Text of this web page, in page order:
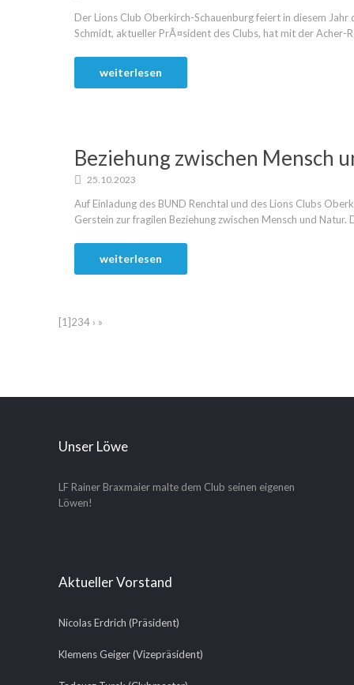
Der Lions Club Oberkirch-Schauenburg feiert in diesem
Schmidt, aktueller PrÃ¤sident des Clubs, hat mit der Acher-
weiterlesen
Beziehung zwischen Mensch
25.10.2023
Auf Einladung des BUND Renchtal und des Lions Clubs
Gerstein zur fragilen Beziehung zwischen Mensch und
weiterlesen
[1]234 › »
Unser Löwe
LF Rainer Braxmaier malte dem Club seinen eigenen
Löwen!
Aktueller Vorstand
Nicolas Erdrich (Präsident)
Klemens Geiger (Vizepräsident)